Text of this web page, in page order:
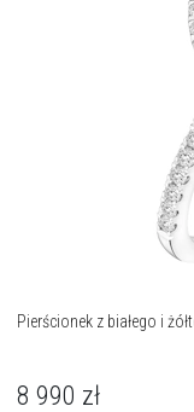
Pierścionek z białego i
8 990 zł